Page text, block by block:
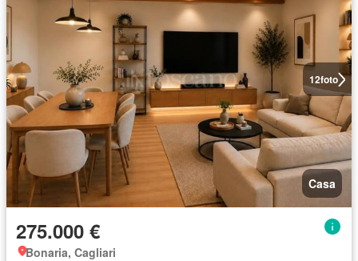
12foto
Casa
275.000 €
Bonaria, Cagliari